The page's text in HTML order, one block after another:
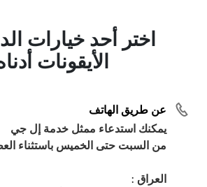
اختر أحد خيارات
الأيقونات
عن طريق الهاتف
يمكنك استدعاء ممثل خدمة إل جي
من السبت حتى الخميس باستثناء
العراق :